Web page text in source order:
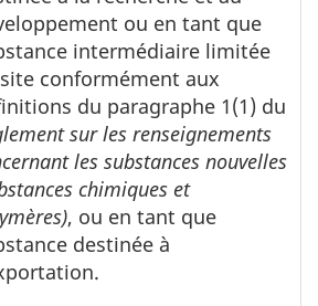
ou en tant que
intermédiaire limitée
conformément aux
du paragraphe 1(1) du
sur les renseignements
les substances nouvelles
chimiques et
, ou en tant que
destinée à